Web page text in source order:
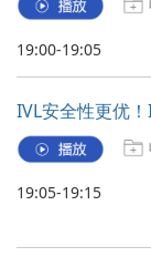
19:00-19:05
IVL安全性更优
19:05-19:15